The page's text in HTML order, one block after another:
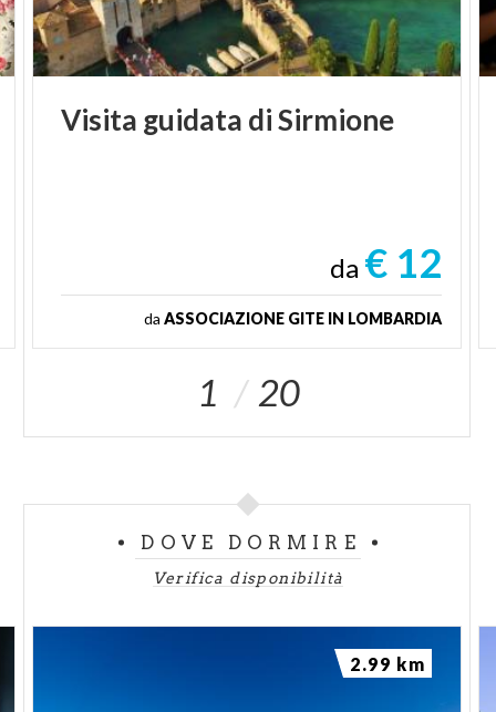
Visita guidata diSirmione
da € 12
da ASSOCIAZIONE GITE IN LOMBARDIA
1 20
DOVE DORMIRE
Verifica disponibilità
2.99 km